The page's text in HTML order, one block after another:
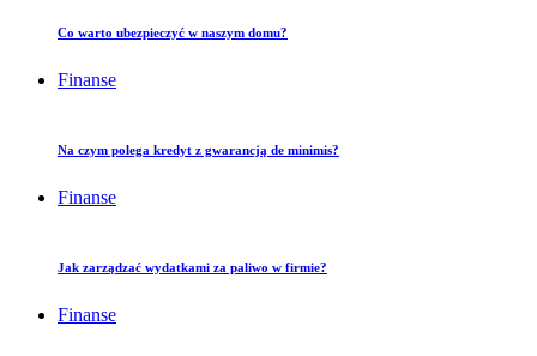
Co warto ubezpieczyć w naszym domu?
Finanse
Na czym polega kredyt z gwarancją de minimis?
Finanse
Jak zarządzać wydatkami za paliwo w firmie?
Finanse